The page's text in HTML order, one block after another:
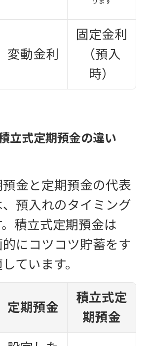
変動金利
固定金利
（預入
時）
立式定期預金の違い
金と定期預金の代表
預入れのタイミング
積立式定期預金は
にコツコツ貯蓄をす
ています。
定期預金
積立式定
期預金